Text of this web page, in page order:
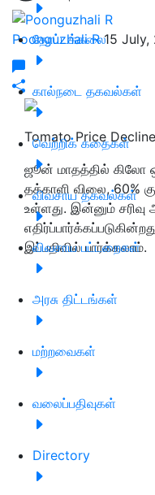
தோட்டக்கலை
கால்நடை தகவல்கள்
வெற்றிக் கதைகள்
விவசாய தகவல்கள்
விவசாய பட்டறைகள்
அரசு திட்டங்கள்
மற்றவைகள்
வலைப்பதிவுகள்
Directory
Poonguzhali R15 July,
Tomato Price
ஜூன் மாதத்தில் கிலோ
தக்காளி விலை, 60%
உள்ளது. இன்னும்
இப்பதிவில் பார்க்கலாம்.